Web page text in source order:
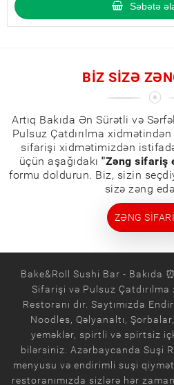
Səbətə
BIZ SIZƏ
Artıq Bakıda Ən Sürətli və
Pulsuz Çatdırılma
sifarişi xidmətimizdən
üçün aşağıdakı "Zəng sifariş
formu doldurun. Biz, sizin
sizə zəng
ZƏNG
Bake&Roll Sushi Bar - Bakıda
Sifarişi və Pulsuz
Restoranı dır. Saytımızda
Noodles, Qəlyanaltı,
yeməklər, spirtli və spirtsiz
bilərsiniz. Azərbaycanda Suşi
menyusu və endirimli suşi
restoranımızda sizlərə hər